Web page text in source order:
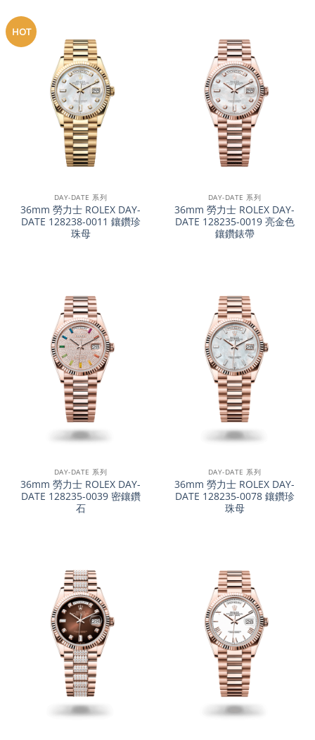
HOT
DAY-DATE 系列
36mm 勞力士 ROLEX DAY-
DATE 128238-0011 鑲鑽珍
珠母
DAY-DATE 系列
36mm 勞力士 ROLEX DAY-
DATE 128235-0019 亮金色
鑲鑽錶帶
DAY-DATE 系列
36mm 勞力士 ROLEX DAY-
DATE 128235-0039 密鑲鑽
石
DAY-DATE 系列
36mm 勞力士 ROLEX DAY-
DATE 128235-0078 鑲鑽珍
珠母